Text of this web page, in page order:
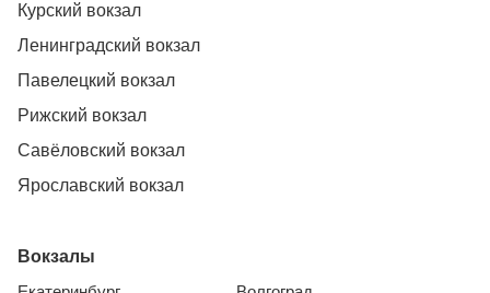
Курский вокзал
Ленинградский вокзал
Павелецкий вокзал
Рижский вокзал
Савёловский вокзал
Ярославский вокзал
Вокзалы